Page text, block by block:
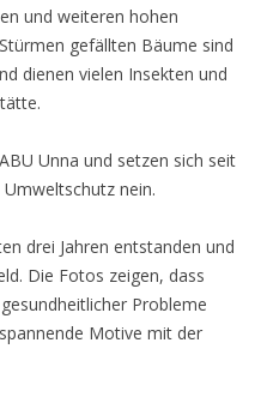
und weiteren hohen
gefällten Bäume sind
dienen vielen Insekten und
Unna und setzen sich seit
nein.
drei Jahren entstanden und
Die Fotos zeigen, dass
Probleme
Motive mit der